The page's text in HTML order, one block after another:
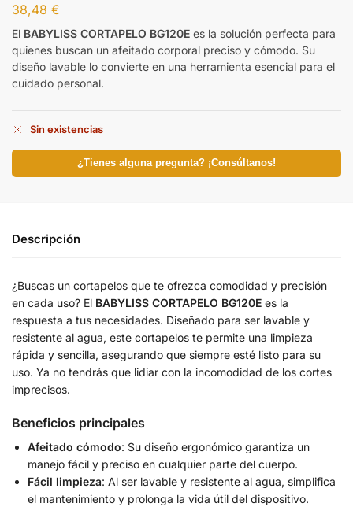
38,48 €
El BABYLISS CORTAPELO BG120E es la solución perfecta para
quienes buscan un afeitado corporal preciso y cómodo. Su
diseño lavable lo convierte en una herramienta esencial para el
cuidado personal.
Sin existencias
¿Tienes alguna pregunta? ¡Consúltanos!
Descripción
¿Buscas un cortapelos que te ofrezca comodidad y precisión
en cada uso? El BABYLISS CORTAPELO BG120E es la
respuesta a tus necesidades. Diseñado para ser lavable y
resistente al agua, este cortapelos te permite una limpieza
rápida y sencilla, asegurando que siempre esté listo para su
uso. Ya no tendrás que lidiar con la incomodidad de los cortes
imprecisos.
Beneficios principales
Afeitado cómodo: Su diseño ergonómico garantiza un
manejo fácil y preciso en cualquier parte del cuerpo.
Fácil limpieza: Al ser lavable y resistente al agua, simplifica
el mantenimiento y prolonga la vida útil del dispositivo.